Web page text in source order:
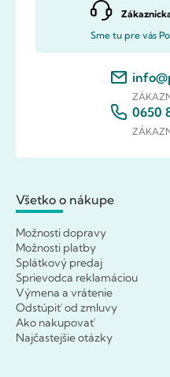
Sme tu pre vás
0650
Všetko o nákupe
Možnosti dopravy
Možnosti platby
Splátkový predaj
Sprievodca reklamáciou
Výmena a vrátenie
Odstúpiť od zmluvy
Ako nakupovať
Najčastejšie otázky